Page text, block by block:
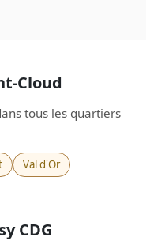
Cloud
tous les quartiers
Val d'Or
CDG